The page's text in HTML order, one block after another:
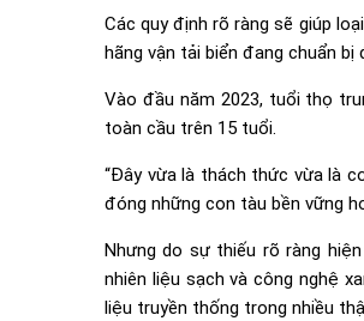
Các quy định rõ ràng sẽ giúp
hãng vận tải biển đang chuẩn
Vào đầu năm 2023, tuổi thọ
toàn cầu trên 15 tuổi.
“Đây vừa là thách thức vừa là
đóng những con tàu bền vững
Nhưng do sự thiếu rõ ràng
nhiên liệu sạch và công nghệ
liệu truyền thống trong nhiều